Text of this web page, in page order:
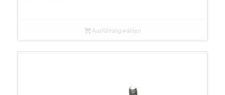
Ausführung wählen